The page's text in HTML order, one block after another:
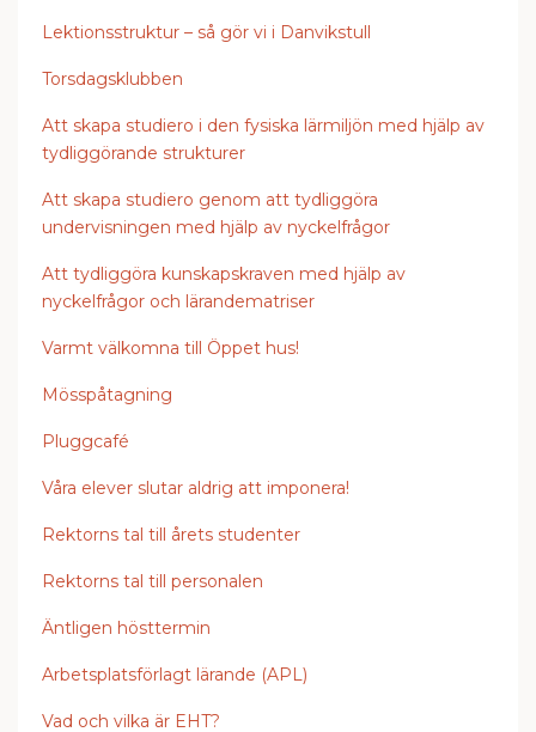
Lektionsstruktur – så gör vi i Danvikstull
Torsdagsklubben
Att skapa studiero i den fysiska lärmiljön med hjälp av
tydliggörande strukturer
Att skapa studiero genom att tydliggöra
undervisningen med hjälp av nyckelfrågor
Att tydliggöra kunskapskraven med hjälp av
nyckelfrågor och lärandematriser
Varmt välkomna till Öppet hus!
Mösspåtagning
Pluggcafé
Våra elever slutar aldrig att imponera!
Rektorns tal till årets studenter
Rektorns tal till personalen
Äntligen hösttermin
Arbetsplatsförlagt lärande (APL)
Vad och vilka är EHT?